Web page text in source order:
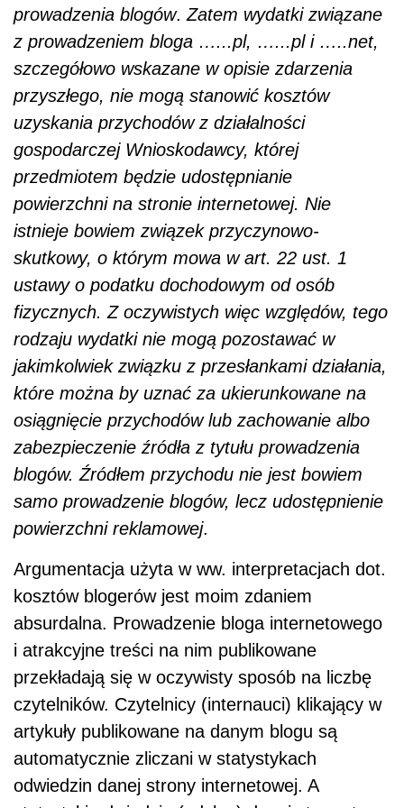
prowadzenia blogów. Zatem wydatki związane
z prowadzeniem bloga …...pl, …...pl i …..net,
szczegółowo wskazane w opisie zdarzenia
przyszłego, nie mogą stanowić kosztów
uzyskania przychodów z działalności
gospodarczej Wnioskodawcy, której
przedmiotem będzie udostępnianie
powierzchni na stronie internetowej. Nie
istnieje bowiem związek przyczynowo-
skutkowy, o którym mowa w art. 22 ust. 1
ustawy o podatku dochodowym od osób
fizycznych. Z oczywistych więc względów, tego
rodzaju wydatki nie mogą pozostawać w
jakimkolwiek związku z przesłankami działania,
które można by uznać za ukierunkowane na
osiągnięcie przychodów lub zachowanie albo
zabezpieczenie źródła z tytułu prowadzenia
blogów. Źródłem przychodu nie jest bowiem
samo prowadzenie blogów, lecz udostępnienie
powierzchni reklamowej.
Argumentacja użyta w ww. interpretacjach dot.
kosztów blogerów jest moim zdaniem
absurdalna. Prowadzenie bloga internetowego
i atrakcyjne treści na nim publikowane
przekładają się w oczywisty sposób na liczbę
czytelników. Czytelnicy (internauci) klikający w
artykuły publikowane na danym blogu są
automatycznie zliczani w statystykach
odwiedzin danej strony internetowej. A